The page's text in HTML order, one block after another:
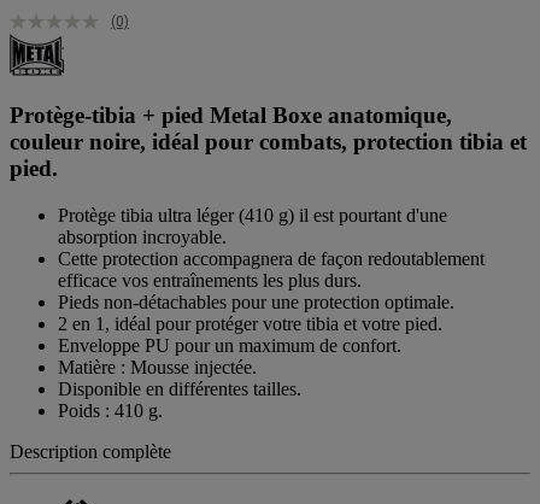
(0)
Protège-tibia + pied Metal Boxe anatomique,
couleur noire, idéal pour combats, protection tibia et
pied.
Protège tibia ultra léger (410 g) il est pourtant d'une
absorption incroyable.
Cette protection accompagnera de façon redoutablement
efficace vos entraînements les plus durs.
Pieds non-détachables pour une protection optimale.
2 en 1, idéal pour protéger votre tibia et votre pied.
Enveloppe PU pour un maximum de confort.
Matière : Mousse injectée.
Disponible en différentes tailles.
Poids : 410 g.
Description complète